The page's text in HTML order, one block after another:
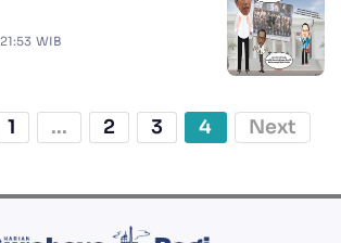
WIB
1 ... 2 3 4 Next